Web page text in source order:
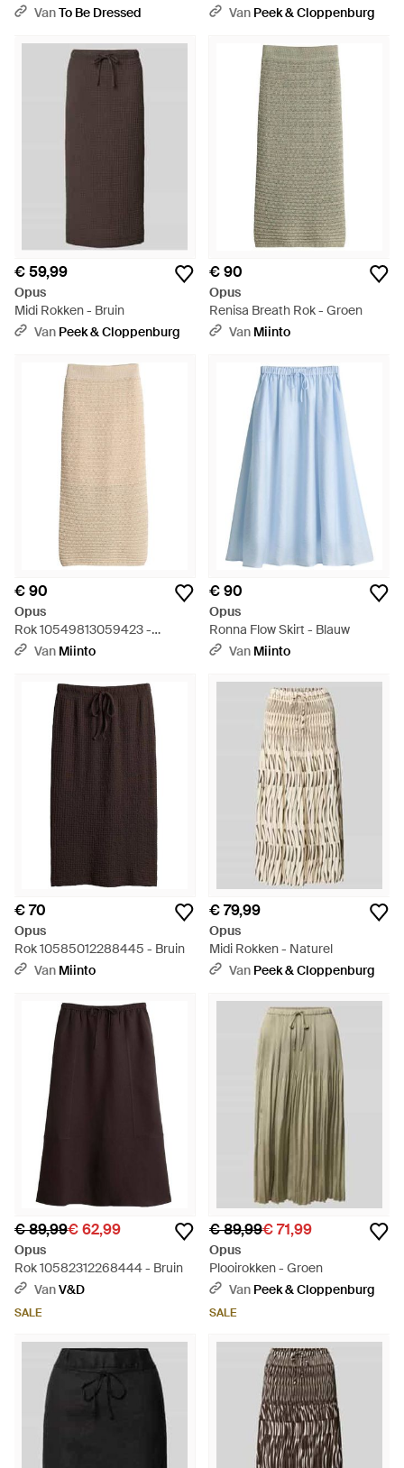
Blauw
VanTo Be Dressed
Van Peek & Cloppenburg
€ 59,99
Opus
Midi Rokken - Bruin
Van Peek & Cloppenburg
€ 90
Opus
Renisa Breath Rok - Groen
Van Miinto
€ 90
Opus
Rok 10549813059423 -
Naturel
Van Miinto
€ 90
Opus
Ronna Flow Skirt - Blauw
Van Miinto
€ 70
Opus
Rok 10585012288445 - Bruin
Van Miinto
€ 79,99
Opus
Midi Rokken - Naturel
Van Peek & Cloppenburg
€ 89,99€ 62,99
Opus
Rok 10582312268444 - Bruin
VanV&D
SALE
€ 89,99€ 71,99
Opus
Plooirokken - Groen
Van Peek & Cloppenburg
SALE